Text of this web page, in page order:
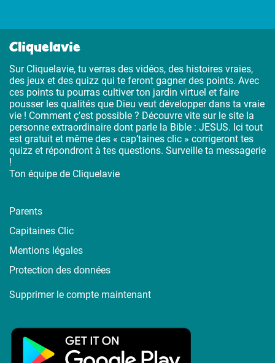
Cliquelavie
Sur Cliquelavie, tu verras des vidéos, des histoires vraies,
des jeux et des quizz qui te feront gagner des points. Avec
ces points tu pourras cultiver ton jardin virtuel et faire
pousser les qualités que Dieu veut développer dans ta vraie
vie ! Comment ç’est possible ? Découvre vite sur le site la
personne extraordinaire dont parle la Bible : JESUS. Ici tout
est gratuit et même des « cap’taines clic » corrigeront tes
quizz et répondront à tes questions. Surveille ta messagerie
!
Ton équipe de Cliquelavie
Parents
Capitaines Clic
Mentions légales
Protection des données
Supprimer le compte maintenant